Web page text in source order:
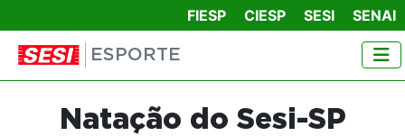
FIESP CIESP SESI SENAI
ESPORTE
Natação do Sesi-SP